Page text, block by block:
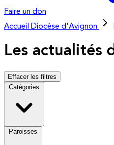
Faire un don
Accueil
Diocèse d'Avignon
Les actualités
Effacer les filtres
Catégories
Paroisses